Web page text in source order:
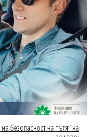
безопасност на пътя“ на